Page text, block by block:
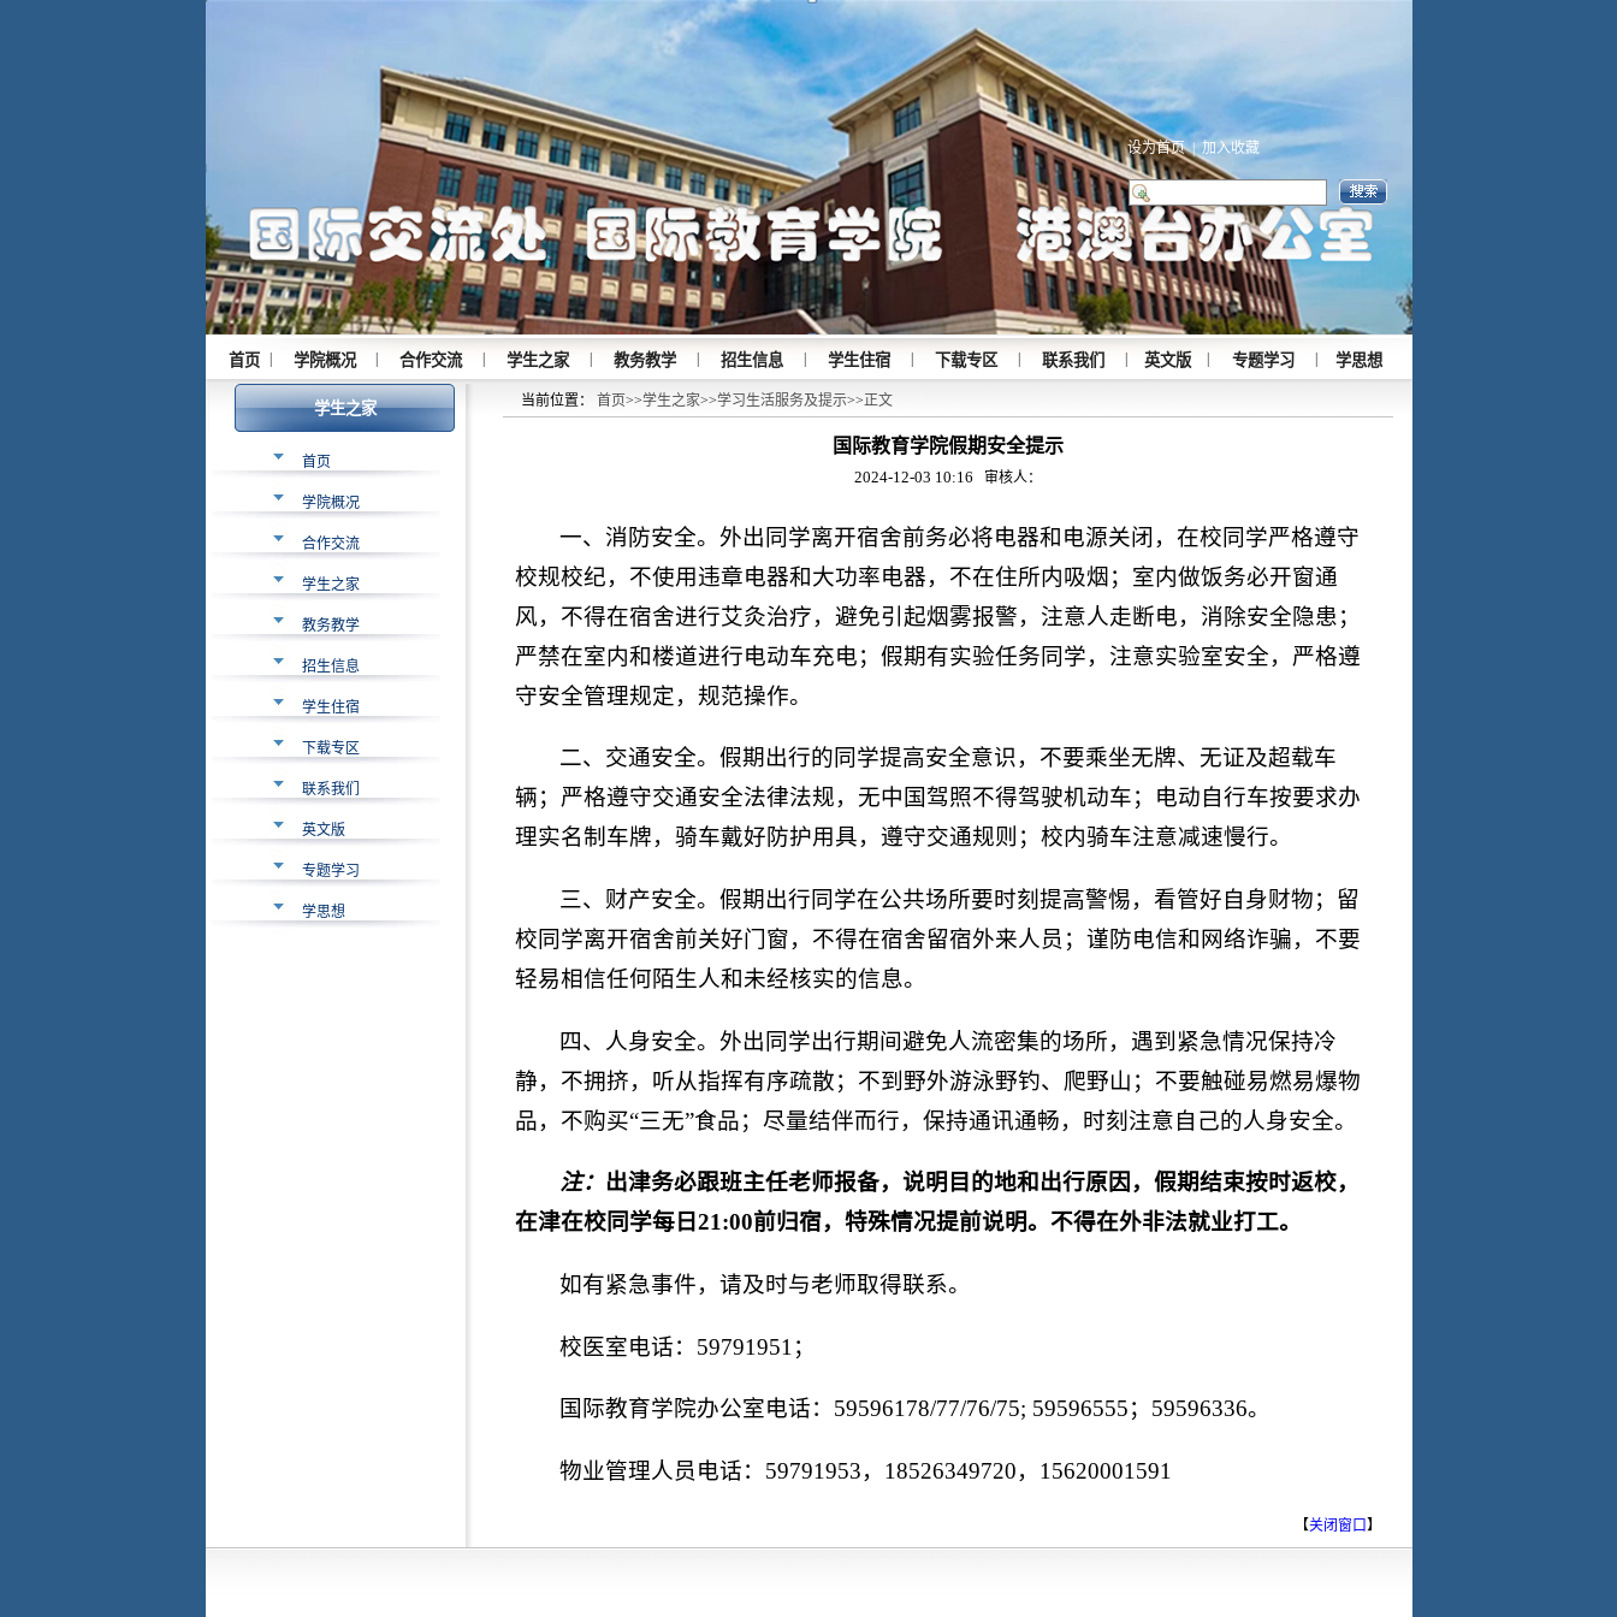
设为首页 | 加入收藏
首页 学院概况 合作交流 学生之家 教务教学 招生信息 学生住宿 下载专区 联系我们 英文版 专题学习 学思想
学生之家
首页
学院概况
合作交流
学生之家
教务教学
招生信息
学生住宿
下载专区
联系我们
英文版
专题学习
学思想
当前位置： 首页>>学生之家>>学习生活服务及提示>>正文
国际教育学院假期安全提示
2024-12-03 10:16 审核人：
一、消防安全。外出同学离开宿舍前务必将电器和电源关闭，在校同学严格遵守
校规校纪，不使用违章电器和大功率电器，不在住所内吸烟；室内做饭务必开窗通
风，不得在宿舍进行艾灸治疗，避免引起烟雾报警，注意人走断电，消除安全隐患；
严禁在室内和楼道进行电动车充电；假期有实验任务同学，注意实验室安全，严格遵
守安全管理规定，规范操作。
二、交通安全。假期出行的同学提高安全意识，不要乘坐无牌、无证及超载车
辆；严格遵守交通安全法律法规，无中国驾照不得驾驶机动车；电动自行车按要求办
理实名制车牌，骑车戴好防护用具，遵守交通规则；校内骑车注意减速慢行。
三、财产安全。假期出行同学在公共场所要时刻提高警惕，看管好自身财物；留
校同学离开宿舍前关好门窗，不得在宿舍留宿外来人员；谨防电信和网络诈骗，不要
轻易相信任何陌生人和未经核实的信息。
四、人身安全。外出同学出行期间避免人流密集的场所，遇到紧急情况保持冷
静，不拥挤，听从指挥有序疏散；不到野外游泳野钓、爬野山；不要触碰易燃易爆物
品，不购买“三无”食品；尽量结伴而行，保持通讯通畅，时刻注意自己的人身安全。
注： 出津务必跟班主任老师报备，说明目的地和出行原因，假期结束按时返校，
在津在校同学每日 21:00前归宿，特殊情况提前说明。不得在外非法就业打工。
如有紧急事件，请及时与老师取得联系。
校医室电话：59791951；
国际教育学院办公室电话：59596178/77/76/75; 59596555；59596336。
物业管理人员电话：59791953，18526349720，15620001591
【关闭窗口】